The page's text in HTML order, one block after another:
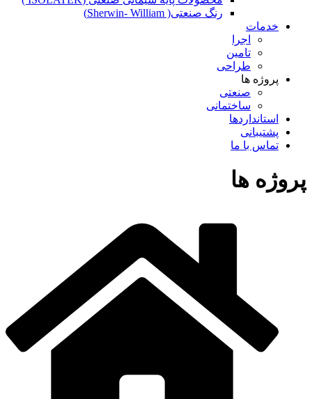
رنگ صنعتی( Sherwin- William)
خدمات
اجرا
تامین
طراحی
پروژه ها
صنعتی
ساختمانی
استانداردها
پشتیبانی
تماس با ما
پروژه ها